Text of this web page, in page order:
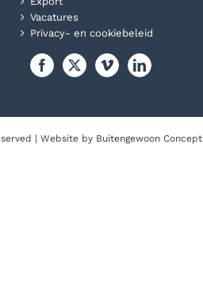
Vacatures
Privacy- en cookiebeleid
| Website by Buitengewoon Concept